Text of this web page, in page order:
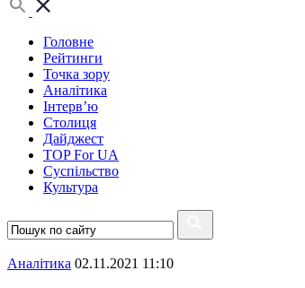
Головне
Рейтинги
Точка зору
Аналітика
Інтерв’ю
Столиця
Дайджест
TOP For UA
Суспiльство
Культура
Аналітика 02.11.2021 11:10